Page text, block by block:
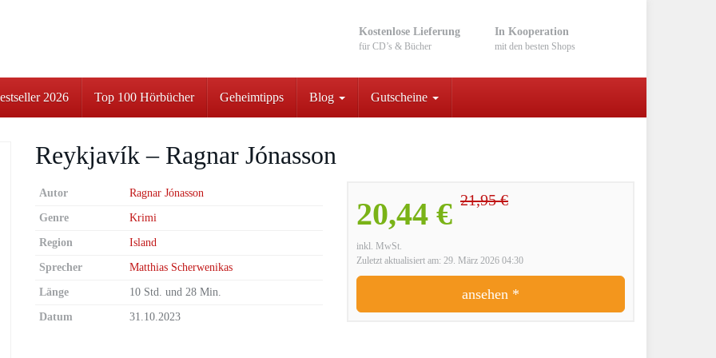
Kostenlose Lieferung
für CD’s & Bücher
In Kooperation
mit den besten Shops
2026 Top 100 Hörbücher Geheimtipps Blog Gutscheine
Reykjavík – Ragnar Jónasson
20,44 € 21,95 €
inkl. MwSt.
Zuletzt aktualisiert am: 29. März 2026 04:30
ansehen *
Autor Ragnar Jónasson
Genre Krimi
Region Island
Sprecher Matthias Scherwenikas
Länge 10 Std. und 28 Min.
Datum 31.10.2023